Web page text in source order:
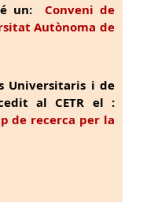
un: Conveni de
Autònoma de
Universitaris i de
al CETR el :
de recerca per la